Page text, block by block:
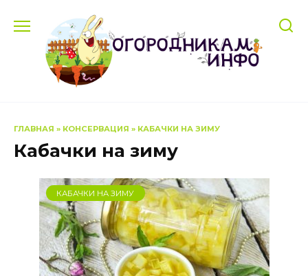
содержанию
ГЛАВНАЯ » КОНСЕРВАЦИЯ » КАБАЧКИ НА ЗИМУ
Кабачки на зиму
КАБАЧКИ НА ЗИМУ